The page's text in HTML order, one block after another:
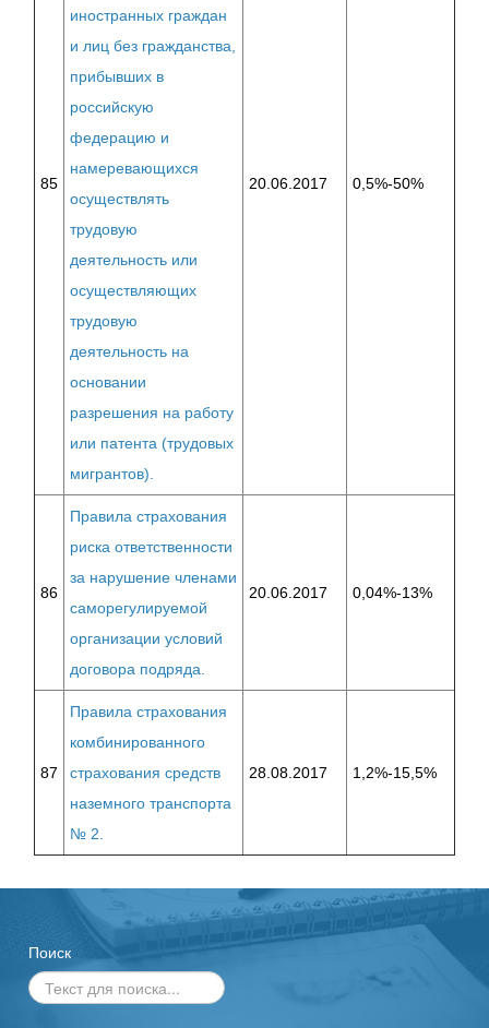
85
иностранных граждан
и лиц без гражданства,
прибывших в
российскую
федерацию и
намеревающихся
осуществлять
трудовую
деятельность или
осуществляющих
трудовую
деятельность на
основании
разрешения на работу
или патента (трудовых
мигрантов).
20.06.2017 0,5%-50%
86
Правила страхования
риска ответственности
за нарушение членами
саморегулируемой
организации условий
договора подряда.
20.06.2017 0,04%-13%
87
Правила страхования
комбинированного
страхования средств
наземного транспорта
№ 2.
28.08.2017 1,2%-15,5%
Поиск